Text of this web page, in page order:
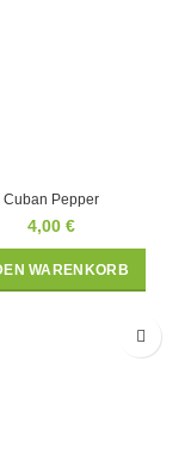
Cuban Pepper
4,00 €
WARENKORB